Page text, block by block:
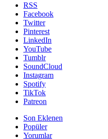
RSS
Facebook
Twitter
Pinterest
LinkedIn
YouTube
Tumblr
SoundCloud
Instagram
Spotify
TikTok
Patreon
Son Eklenen
Popüler
Yorumlar